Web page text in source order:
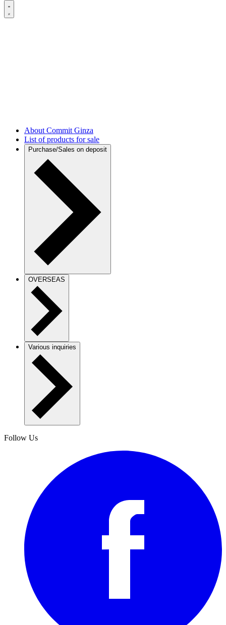
About Commit Ginza
List of products for sale
Purchase/Sales on deposit
OVERSEAS
Various inquiries
Follow Us